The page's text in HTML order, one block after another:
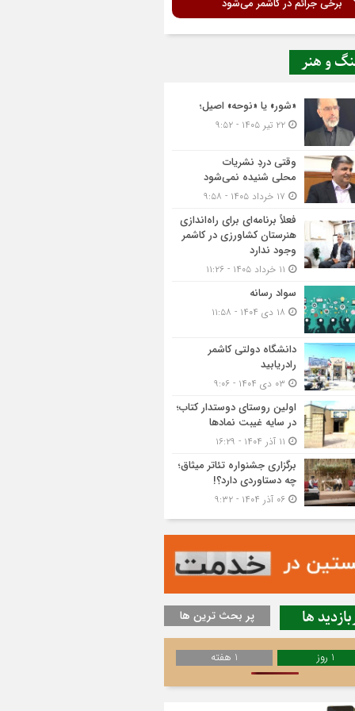
و هنر
«شور» یا «نوحه» اصیل؛
وقتی دردِ نشریات
محلی شنیده نمی‌شود
فعلاً برنامه‌ای برای راه‌اندازی
هنرستان کشاورزی در کاشمر
وجود ندارد
سواد رسانه
دانشگاه دولتی کاشمر‌
رادریابید
اولین روستای دوستدار کتاب؛
در سایه غیبت نمادها
برگزاری جشنواره تئاتر میثاق؛
چه دستاوردی دارد؟!
ها پر بحث ترین ها
1 روز 1 هفته